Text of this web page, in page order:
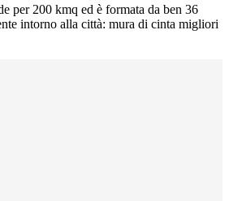
per 200 kmq ed è formata da ben 36
intorno alla città: mura di cinta migliori